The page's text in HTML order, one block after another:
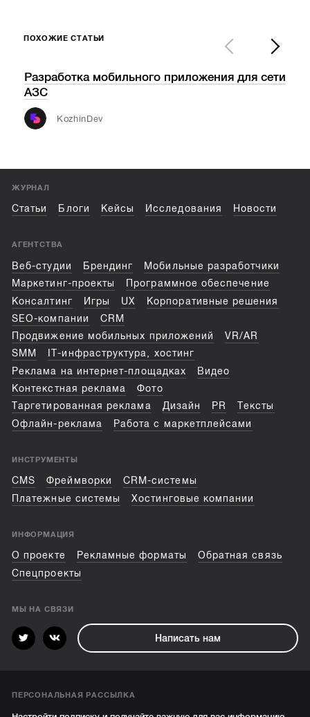
ПОХОЖИЕ СТАТЬИ
Разработка мобильного приложения для сети
АЗС
KozhinDev
ЖУРНАЛ
Статьи Блоги Кейсы Исследования Новости
АГЕНТСТВА
Веб-студии Брендинг
Мобильные разработчики
Маркетинг-проекты
Программное обеспечение
Консалтинг
Игры UX
Корпоративные решения
SEO-компании
CRM
Продвижение мобильных приложений
VR/AR
SMM
IT-инфраструктура, хостинг
Реклама на интернет-площадках
Видео
Контекстная реклама
Фото
Таргетированная реклама
Дизайн PR
Тексты
Офлайн-реклама
Работа с маркетплейсами
ИНСТРУМЕНТЫ
CMS Фреймворки
CRM-системы
Платежные системы
Хостинговые компании
ИНФОРМАЦИЯ
О проекте Рекламные форматы
Обратная связь
Спецпроекты
МЫ НА СВЯЗИ
Написать нам
ПЕРСОНАЛЬНАЯ РАССЫЛКА